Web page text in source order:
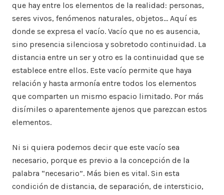
que hay entre los elementos de la realidad: personas,
seres vivos, fenómenos naturales, objetos… Aquí es
donde se expresa el vacío. Vacío que no es ausencia,
sino presencia silenciosa y sobretodo continuidad. La
distancia entre un ser y otro es la continuidad que se
establece entre ellos. Este vacío permite que haya
relación y hasta armonía entre todos los elementos
que comparten un mismo espacio limitado. Por más
disímiles o aparentemente ajenos que parezcan estos
elementos.
Ni si quiera podemos decir que este vacío sea
necesario, porque es previo a la concepción de la
palabra “necesario”. Más bien es vital. Sin esta
condición de distancia, de separación, de intersticio,